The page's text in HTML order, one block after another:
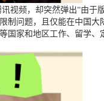
频，却突然弹出“由
问题，且仅能在中国
家和地区工作、留学、